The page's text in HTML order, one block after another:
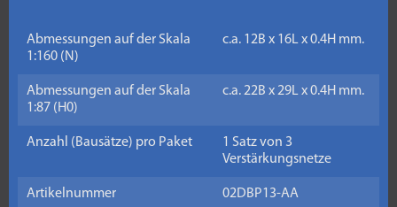
Abmessungen auf der Skala
1:160 (N)
c.a. 12B x 16L x 0.4H mm.
Abmessungen auf der Skala
1:87 (H0)
c.a. 22B x 29L x 0.4H mm.
Anzahl (Bausätze) pro Paket
1 Satz von 3
Verstärkungsnetze
Artikelnummer 02DBP13-AA